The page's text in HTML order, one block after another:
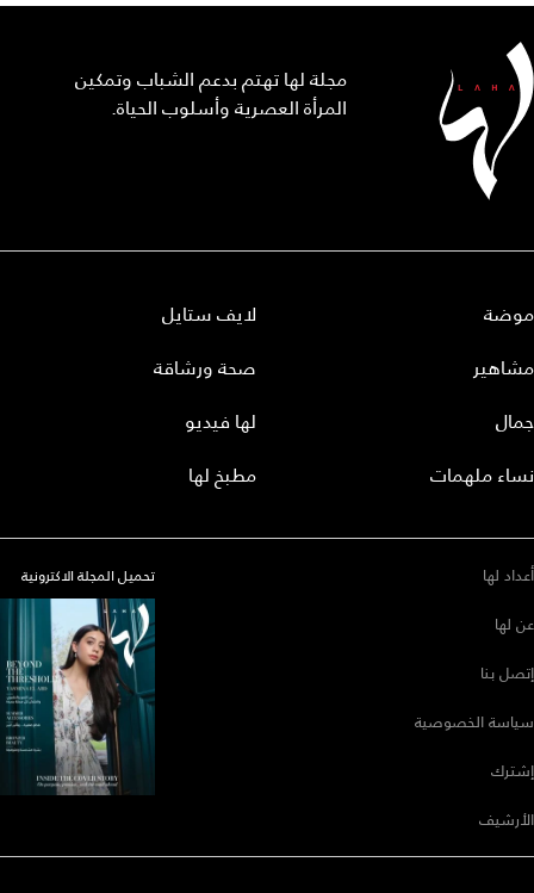
مجلة لها تهتم بدعم الشباب وتمكين
المرأة العصرية وأسلوب الحياة.
موضة
مشاهير
جمال
نساء ملهمات
لايف ستايل
صحة ورشاقة
لها فيديو
مطبخ لها
أعداد لها
عن لها
إتصل بنا
سياسة الخصوصية
إشترك
الأرشيف
تحميل المجلة الاكترونية